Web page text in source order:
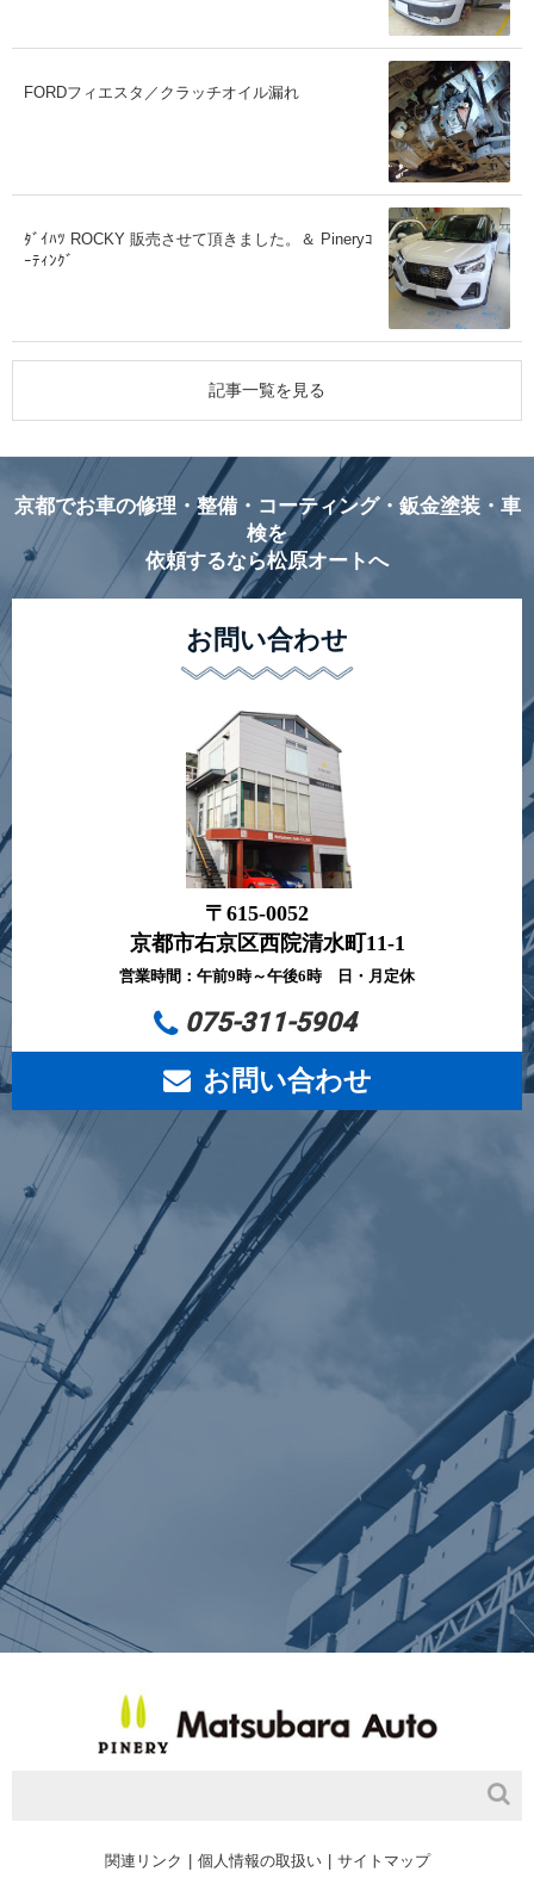
FORDフィエスタ／クラッチオイル漏れ
ﾀﾞｲﾊﾂ ROCKY 販売させて頂きました。＆ Pineryｺ
ｰﾃｨﾝｸﾞ
記事一覧を見る
京都でお車の修理・整備・コーティング・鈑金塗装・車
検を
依頼するなら松原オートへ
お問い合わせ
〒615-0052
京都市右京区西院清水町11-1
営業時間：午前9時～午後6時 日・月定休
075-311-5904
お問い合わせ
関連リンク 個人情報の取扱い サイトマップ